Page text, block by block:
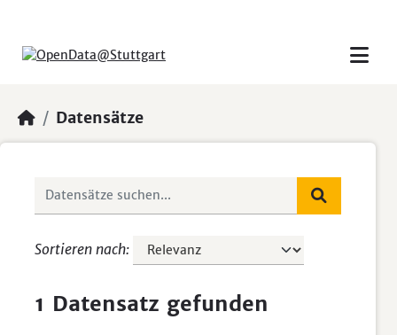
Datensätze
Sortieren nach
1 Datensatz gefunden